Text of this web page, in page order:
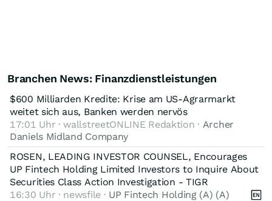
Branchen News: Finanzdienstleistungen
$600 Milliarden Kredite: Krise am US-Agrarmarkt
weitet sich aus, Banken werden nervös
17:01 Uhr · wallstreetONLINE Redaktion · Archer
Daniels Midland Company
ROSEN, LEADING INVESTOR COUNSEL, Encourages
UP Fintech Holding Limited Investors to Inquire About
Securities Class Action Investigation - TIGR
16:30 Uhr · newsfile · UP Fintech Holding (A) (A)